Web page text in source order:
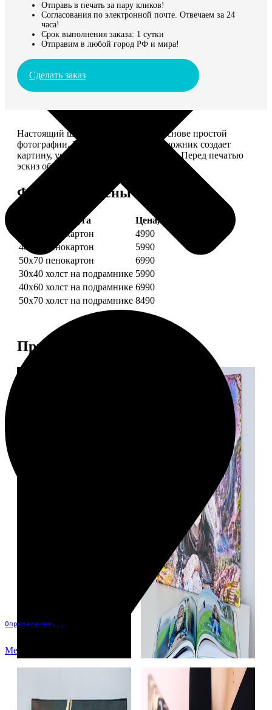
Определение...
Меню
Отправь в печать за пару кликов!
Согласования по электронной почте. Отвечаем за 24
часа!
Срок выполнения заказа: 1 сутки
Отправим в любой город РФ и мира!
Сделать заказ
Настоящий шедевр, сделанный на основе простой
фотографии. Профессиональный художник создает
картину, учитывая ваши комментарии. Перед печатью
эскиз обязательно согласуем с вами.
Форматы и цены
Услуга
Цена, руб.
30х40 пенокартон
4990
40х60 пенокартон
5990
50х70 пенокартон
6990
30х40 холст на подрамнике 5990
40х60 холст на подрамнике 6990
50х70 холст на подрамнике 8490
Примеры работ